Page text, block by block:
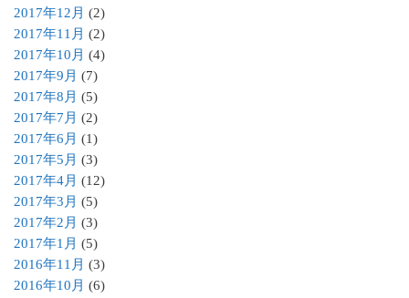
2017年12月 (2)
2017年11月 (2)
2017年10月 (4)
2017年9月 (7)
2017年8月 (5)
2017年7月 (2)
2017年6月 (1)
2017年5月 (3)
2017年4月 (12)
2017年3月 (5)
2017年2月 (3)
2017年1月 (5)
2016年11月 (3)
2016年10月 (6)